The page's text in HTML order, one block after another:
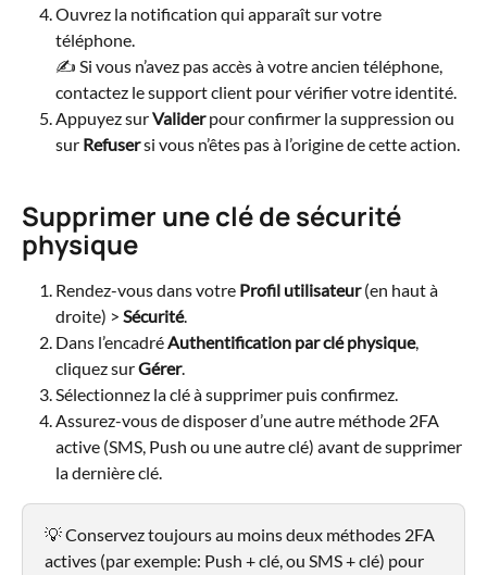
Ouvrez la notification qui apparaît sur votre
téléphone.
✍️ Si vous n’avez pas accès à votre ancien téléphone,
contactez le support client pour vérifier votre identité.
Appuyez sur Valider pour confirmer la suppression ou
sur Refuser si vous n’êtes pas à l’origine de cette action.
Supprimer une clé de sécurité
physique
Rendez-vous dans votre Profil utilisateur (en haut à
droite) > Sécurité.
Dans l’encadré Authentification par clé physique,
cliquez sur Gérer.
Sélectionnez la clé à supprimer puis confirmez.
Assurez-vous de disposer d’une autre méthode 2FA
active (SMS, Push ou une autre clé) avant de supprimer
la dernière clé.
💡 Conservez toujours au moins deux méthodes 2FA
actives (par exemple: Push + clé, ou SMS + clé) pour